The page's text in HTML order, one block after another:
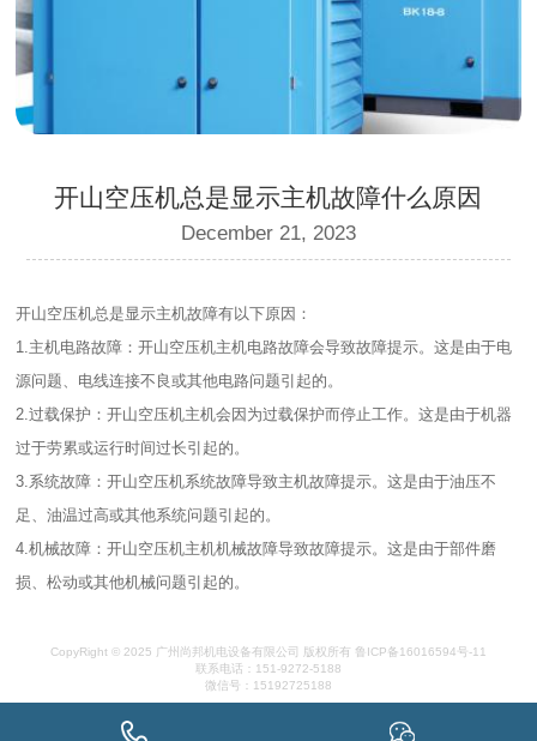
开山空压机总是显示主机故障什么原因
December 21, 2023
开山空压机总是显示主机故障有以下原因：
1.主机电路故障：开山空压机主机电路故障会导致故障提示。这是由于电
源问题、电线连接不良或其他电路问题引起的。
2.过载保护：开山空压机主机会因为过载保护而停止工作。这是由于机器
过于劳累或运行时间过长引起的。
3.系统故障：开山空压机系统故障导致主机故障提示。这是由于油压不
足、油温过高或其他系统问题引起的。
4.机械故障：开山空压机主机机械故障导致故障提示。这是由于部件磨
损、松动或其他机械问题引起的。
CopyRight © 2025 广州尚邦机电设备有限公司 版权所有 鲁ICP备16016594号-11
联系电话：151-9272-5188
微信号：15192725188